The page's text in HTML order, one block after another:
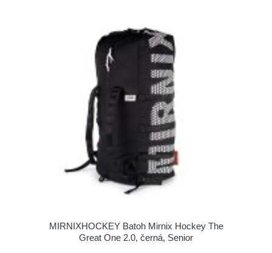
MIRNIXHOCKEY Batoh Mirnix Hockey The
Great One 2.0, černá, Senior